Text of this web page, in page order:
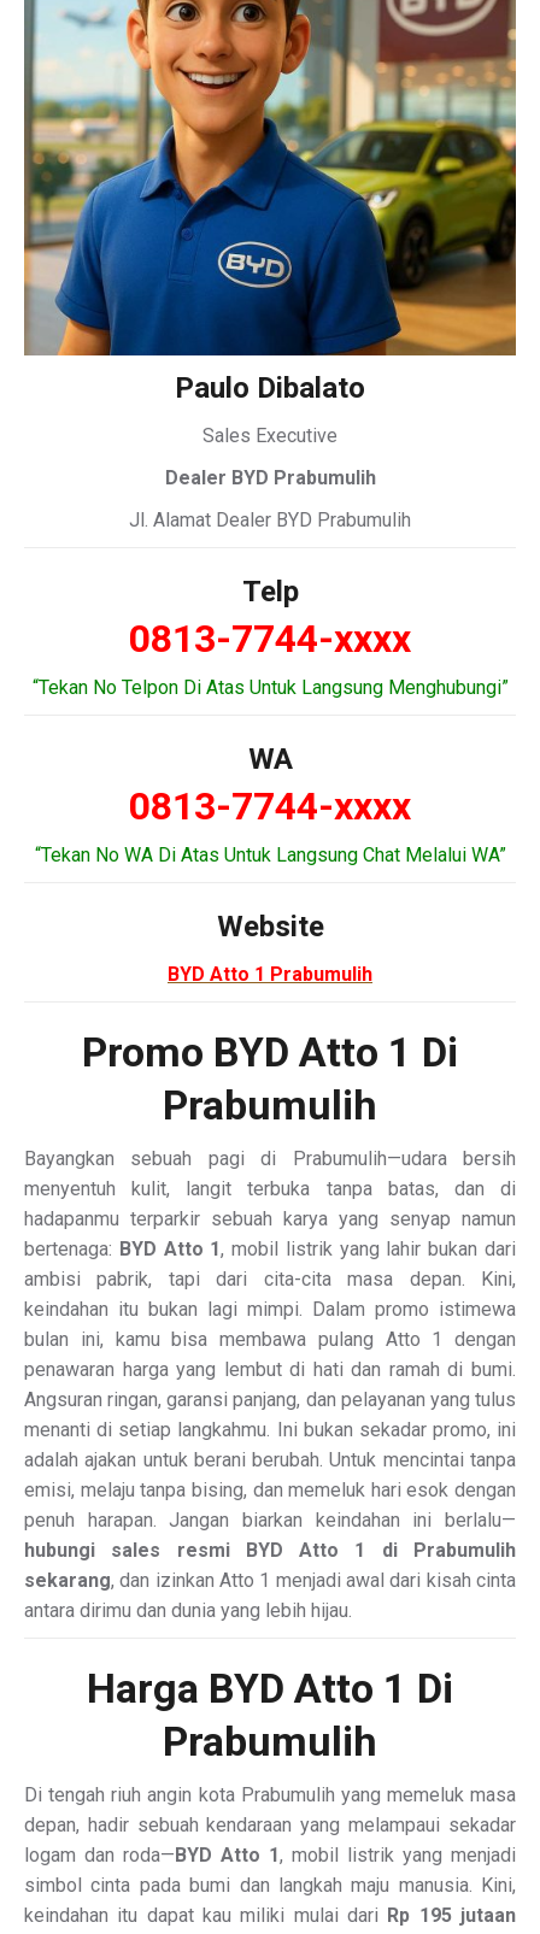
Paulo Dibalato
Sales Executive
Dealer BYD Prabumulih
Jl. Alamat Dealer BYD Prabumulih
Telp
0813-7744-xxxx
“Tekan No Telpon Di Atas Untuk Langsung Menghubungi”
WA
0813-7744-xxxx
“Tekan No WA Di Atas Untuk Langsung Chat Melalui WA”
Website
BYD Atto 1 Prabumulih
Promo BYD Atto 1 Di
Prabumulih
Bayangkan sebuah pagi di Prabumulih—udara bersih
menyentuh kulit, langit terbuka tanpa batas, dan di
hadapanmu terparkir sebuah karya yang senyap namun
bertenaga: BYD Atto 1, mobil listrik yang lahir bukan dari
ambisi pabrik, tapi dari cita-cita masa depan. Kini,
keindahan itu bukan lagi mimpi. Dalam promo istimewa
bulan ini, kamu bisa membawa pulang Atto 1 dengan
penawaran harga yang lembut di hati dan ramah di bumi.
Angsuran ringan, garansi panjang, dan pelayanan yang tulus
menanti di setiap langkahmu. Ini bukan sekadar promo, ini
adalah ajakan untuk berani berubah. Untuk mencintai tanpa
emisi, melaju tanpa bising, dan memeluk hari esok dengan
penuh harapan. Jangan biarkan keindahan ini berlalu—
hubungi sales resmi BYD Atto 1 di Prabumulih
sekarang, dan izinkan Atto 1 menjadi awal dari kisah cinta
antara dirimu dan dunia yang lebih hijau.
Harga BYD Atto 1 Di
Prabumulih
Di tengah riuh angin kota Prabumulih yang memeluk masa
depan, hadir sebuah kendaraan yang melampaui sekadar
logam dan roda—BYD Atto 1, mobil listrik yang menjadi
simbol cinta pada bumi dan langkah maju manusia. Kini,
keindahan itu dapat kau miliki mulai dari Rp 195 jutaan